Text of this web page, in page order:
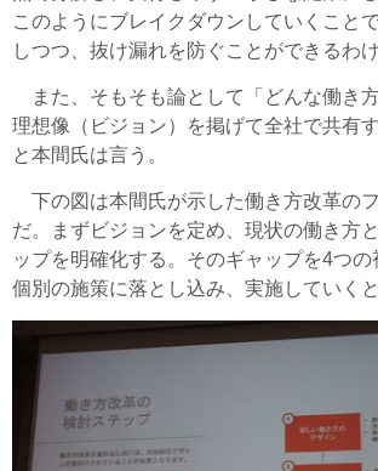
このようにブレイクダウンしていくこと
しつつ、抜け漏れを防ぐことができるわけ
また、そもそも論として「どんな働き方
理想像（ビジョン）を掲げて全社で共有
と本間氏は言う。
下の図は本間氏が示した働き方改革の
だ。まずビジョンを定め、現状の働き方
ップを明確化する。そのギャップを4つの
個別の施策に落とし込み、実施していく